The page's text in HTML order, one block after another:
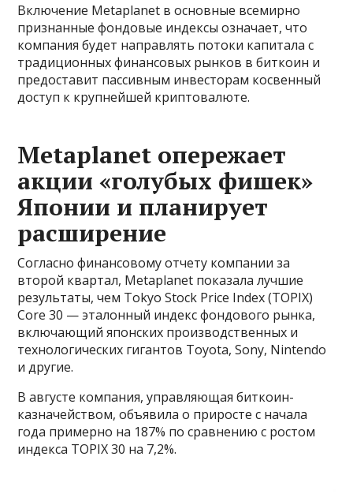
Включение Metaplanet в основные всемирно
признанные фондовые индексы означает, что
компания будет направлять потоки капитала с
традиционных финансовых рынков в биткоин и
предоставит пассивным инвесторам косвенный
доступ к крупнейшей криптовалюте.
Metaplanet опережает
акции «голубых фишек»
Японии и планирует
расширение
Согласно финансовому отчету компании за
второй квартал, Metaplanet показала лучшие
результаты, чем Tokyo Stock Price Index (TOPIX)
Core 30 — эталонный индекс фондового рынка,
включающий японских производственных и
технологических гигантов Toyota, Sony, Nintendo
и другие.
В августе компания, управляющая биткоин-
казначейством, объявила о приросте с начала
года примерно на 187% по сравнению с ростом
индекса TOPIX 30 на 7,2%.